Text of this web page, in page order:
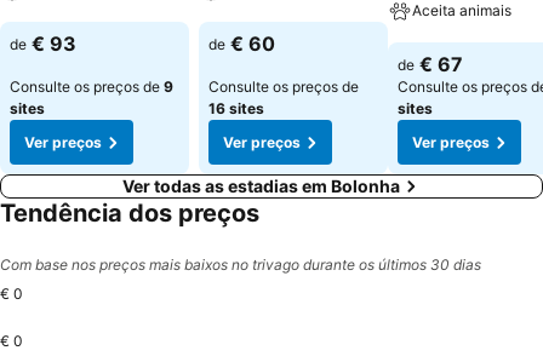
Ver preços
de € 93
Consulte os preços de 9
sites
Ver preços
Ver preços
de € 60
Consulte os preços de
16 sites
Ver preços
Aceita animais
Ver preços
de € 67
Consulte os preços
sites
Ver preços
Ver todas as estadias em Bolonha
Tendência dos preços
Com base nos preços mais baixos no trivago durante os últimos 30 dias
€ 0
€ 0